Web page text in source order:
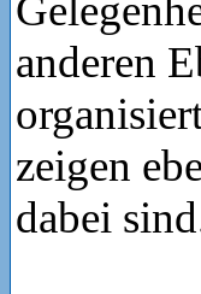
anderen
zeigen
dabei